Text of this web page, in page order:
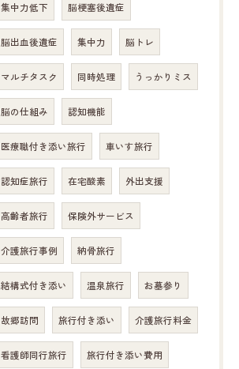
集中力低下 脳梗塞後遺症
脳出血後遺症 集中力 脳トレ
マルチタスク 同時処理 うっかりミス
脳の仕組み 認知機能
医療職付き添い旅行 車いす旅行
認知症旅行 在宅酸素 外出支援
高齢者旅行 保険外サービス
介護旅行事例 納骨旅行
結構式付き添い 温泉旅行 お墓参り
故郷訪問 旅行付き添い 介護旅行料金
看護師同行旅行 旅行付き添い費用